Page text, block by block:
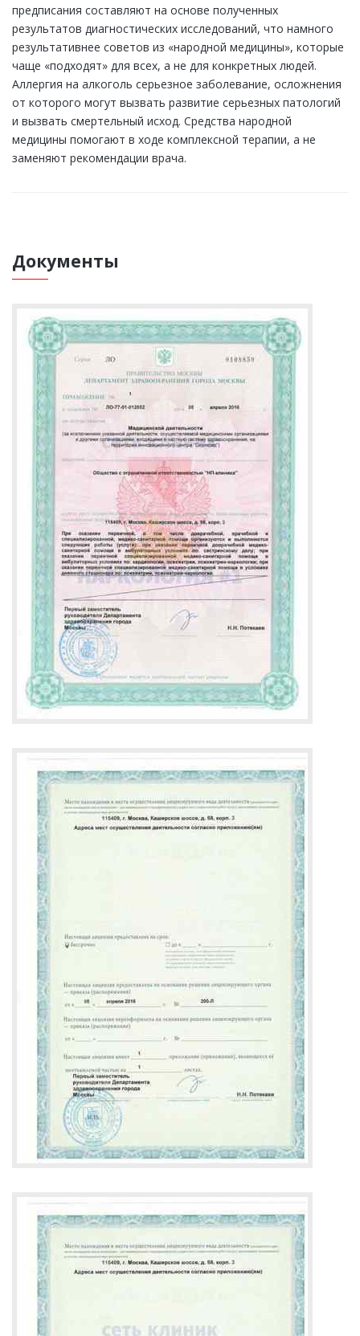
предписания составляют на основе полученных
результатов диагностических исследований, что намного
результативнее советов из «народной медицины», которые
чаще «подходят» для всех, а не для конкретных людей.
Аллергия на алкоголь серьезное заболевание, осложнения
от которого могут вызвать развитие серьезных патологий
и вызвать смертельный исход. Средства народной
медицины помогают в ходе комплексной терапии, а не
заменяют рекомендации врача.
Документы